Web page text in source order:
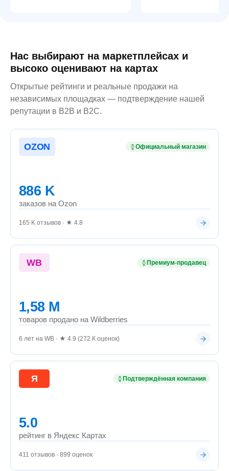
Нас выбирают на маркетплейсах и
высоко оценивают на картах
Открытые рейтинги и реальные продажи на
независимых площадках — подтверждение нашей
репутации в B2B и B2C.
OZON Официальный магазин
886 K
заказов на Ozon
165 K отзывов · ★ 4.8
WB Премиум-продавец
1,58 М
товаров продано на Wildberries
6 лет на WB · ★ 4.9 (272 К оценок)
Я Подтверждённая компания
5.0
рейтинг в Яндекс Картах
411 отзывов · 899 оценок